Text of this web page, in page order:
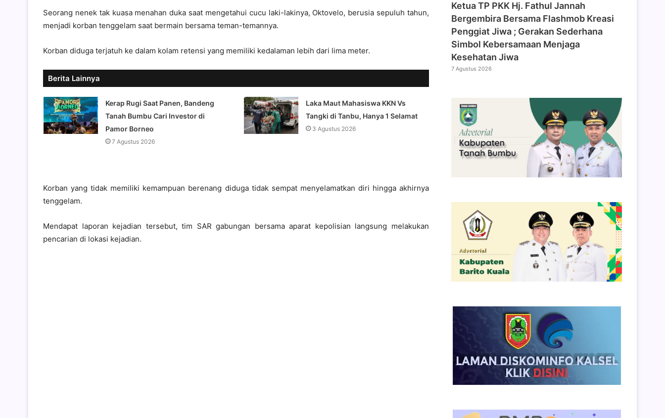
Seorang nenek tak kuasa menahan duka saat mengetahui cucu laki-lakinya, Oktovelo, berusia sepuluh tahun,
menjadi korban tenggelam saat bermain bersama teman-temannya.
Korban diduga terjatuh ke dalam kolam retensi yang memiliki kedalaman lebih dari lima meter.
Berita Lainnya
Kerap Rugi Saat Panen, Bandeng
Tanah Bumbu Cari Investor di
Pamor Borneo
7 Agustus 2026
Laka Maut Mahasiswa KKN Vs
Tangki di Tanbu, Hanya 1 Selamat
3 Agustus 2026
Korban yang tidak memiliki kemampuan berenang diduga tidak sempat menyelamatkan diri hingga akhirnya
tenggelam.
Mendapat laporan kejadian tersebut, tim SAR gabungan bersama aparat kepolisian langsung melakukan
pencarian di lokasi kejadian.
‎Ketua TP PKK Hj. Fathul Jannah
Bergembira Bersama Flashmob Kreasi
Penggiat Jiwa ; Gerakan Sederhana
Simbol Kebersamaan Menjaga
Kesehatan Jiwa
7 Agustus 2026